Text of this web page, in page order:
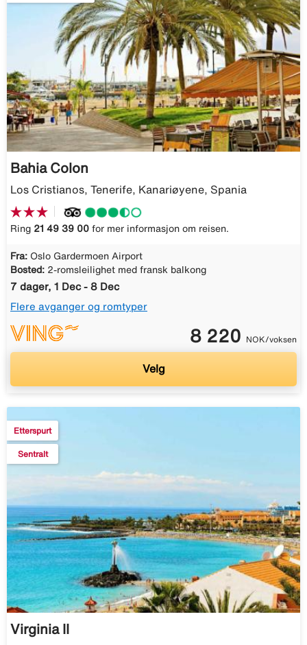
Bahia Colon
Los Cristianos, Tenerife, Kanariøyene, Spania
Ring 21 49 39 00 for mer informasjon om reisen.
Fra: Oslo Gardermoen Airport
Bosted: 2-romsleilighet med fransk balkong
7 dager, 1 Dec - 8 Dec
Flere avganger og romtyper
8 220 NOK/voksen
Velg
Etterspurt
Sentralt
Virginia II